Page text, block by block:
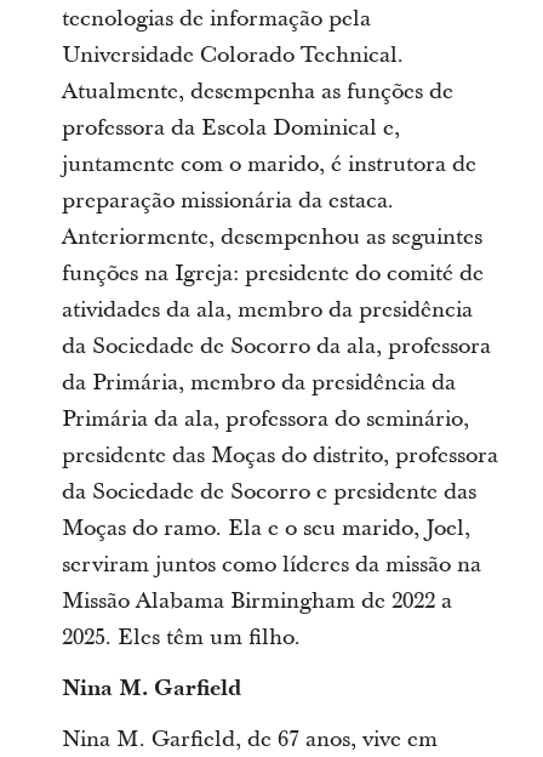
tecnologias de informação pela
Universidade Colorado Technical.
Atualmente, desempenha as funções de
professora da Escola Dominical e,
juntamente com o marido, é instrutora de
preparação missionária da estaca.
Anteriormente, desempenhou as seguintes
funções na Igreja: presidente do comité de
atividades da ala, membro da presidência
da Sociedade de Socorro da ala, professora
da Primária, membro da presidência da
Primária da ala, professora do seminário,
presidente das Moças do distrito, professora
da Sociedade de Socorro e presidente das
Moças do ramo. Ela e o seu marido, Joel,
serviram juntos como líderes da missão na
Missão Alabama Birmingham de 2022 a
2025. Eles têm um filho.
Nina M. Garfield
Nina M. Garfield, de 67 anos, vive em